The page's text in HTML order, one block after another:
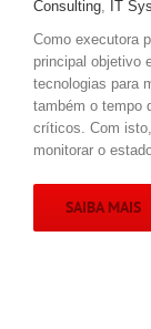
Consulting IT
Como executora
principal objetivo
tecnologias para
também o tempo
críticos. Com
monitorar o
SAIBA MAIS